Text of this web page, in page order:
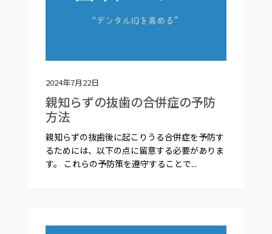
2024年7月22日
親知らずの抜歯の合併症の予防
方法
親知らずの抜歯後に起こりうる合併症を予防す
るためには、以下の点に留意する必要がありま
す。 これらの予防策を遵守することで...